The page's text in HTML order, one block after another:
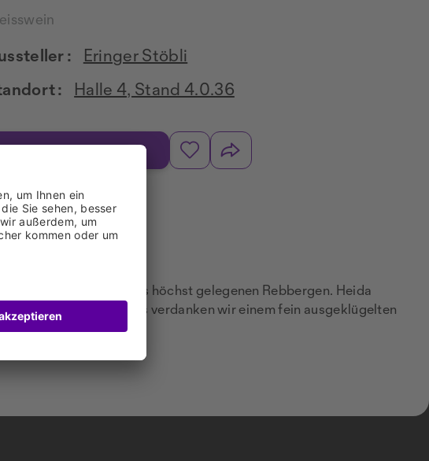
:
Eringer Stöbli
:
Halle 4, Stand 4.0.36
im Wallis – in Europas höchst gelegenen Rebbergen. Heida
Erfrischung im Glas verdanken wir einem fein ausgeklügelten